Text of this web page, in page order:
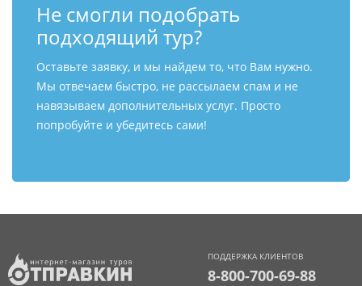
Не смогли подобрать
подходящий тур?
Оставьте заявку, и мы найдем то, что Вам нужно.
Мы отвечаем быстро, не рассылаем спам и не
навязываем дополнительных услуг. Просто
попробуйте и убедитесь сами!
ПОДДЕРЖКА КЛИЕНТОВ
8-800-700-69-88